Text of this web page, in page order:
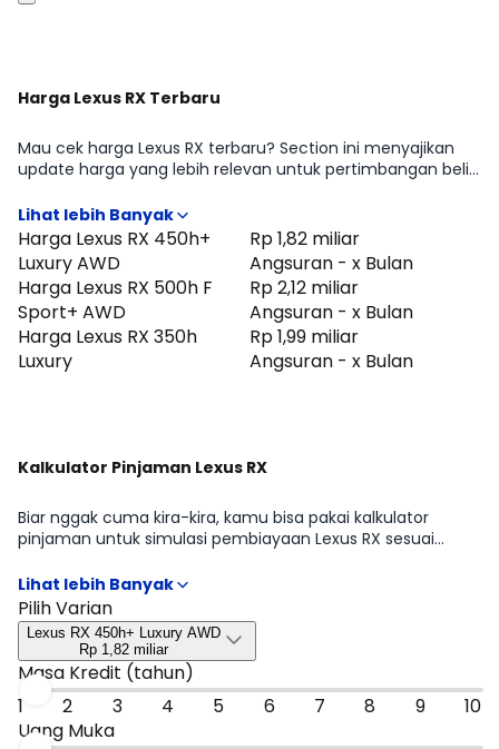
Harga Lexus RX Terbaru
Mau cek harga Lexus RX terbaru? Section ini menyajikan
update harga yang lebih relevan untuk pertimbangan beli
perbedaan harga antar tipe Lexus RX 450h+ Luxury AWD,
Lexus RX 500h F Sport+ AWD, Lexus RX 350h Luxury. Cocok
untuk kamu yang ingin cepat tahu positioning Lexus RX di
kelasnya sebelum lanjut membandingkan fitur atau
menghitung kemampuan cicilan.
Harga Lexus RX 450h+
Luxury AWD
Rp 1,82 miliar
Angsuran - x Bulan
Harga Lexus RX 500h F
Sport+ AWD
Rp 2,12 miliar
Angsuran - x Bulan
Harga Lexus RX 350h
Luxury
Rp 1,99 miliar
Angsuran - x Bulan
Kalkulator Pinjaman Lexus RX
Biar nggak cuma kira-kira, kamu bisa pakai kalkulator
pinjaman untuk simulasi pembiayaan Lexus RX sesuai
per bulan. Hasilnya bisa jadi patokan cepat untuk
menyaring tipe Lexus RX 450h+ Luxury AWD, Lexus RX 500h
F Sport+ AWD, Lexus RX 350h Luxury yang paling masuk
budget, sebelum kamu lanjut ke promo atau bandingkan
dengan mobil sejenis.
Pilih Varian
Lexus RX 450h+ Luxury AWD
Rp 1,82 miliar
Masa Kredit (tahun)
1
2 3 4 5 6 7 8 9
10
Uang Muka